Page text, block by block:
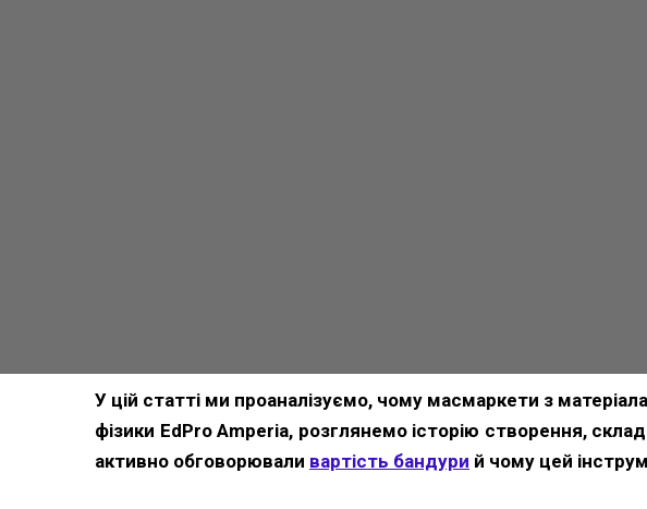
У цій статті ми проаналізуємо, чому масмаркети з
фізики EdPro Amperia, розглянемо історію створення,
активно обговорювали вартість бандури й чому цей